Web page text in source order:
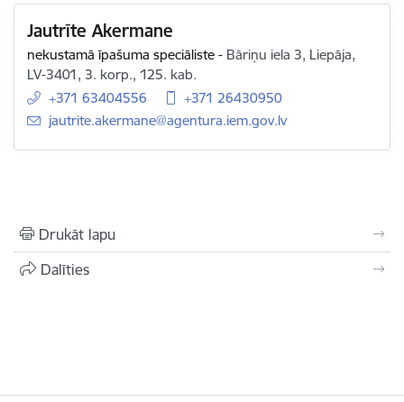
Jautrīte Akermane
nekustamā īpašuma speciāliste - Bāriņu iela 3, Liepāja,
LV-3401, 3. korp., 125. kab.
+371 63404556
+371 26430950
E-pasts:
jautrite.akermane@agentura.iem.gov.lv
Drukāt lapu
Dalīties